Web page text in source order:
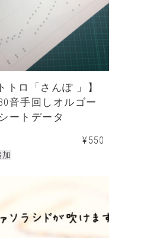
トロ「さんぽ 」】
音手回しオルゴー
ートデータ
¥ 550